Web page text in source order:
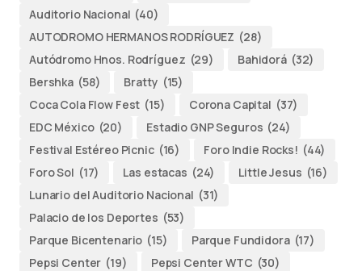
Auditorio Nacional (40)
AUTODROMO HERMANOS RODRÍGUEZ (28)
Autódromo Hnos. Rodríguez (29) Bahidorá (32)
Bershka (58) Bratty (15)
Coca Cola Flow Fest (15) Corona Capital (37)
EDC México (20) Estadio GNP Seguros (24)
Festival Estéreo Picnic (16) Foro Indie Rocks! (44)
Foro Sol (17) Las estacas (24) Little Jesus (16)
Lunario del Auditorio Nacional (31)
Palacio de los Deportes (53)
Parque Bicentenario (15) Parque Fundidora (17)
Pepsi Center (19) Pepsi Center WTC (30)